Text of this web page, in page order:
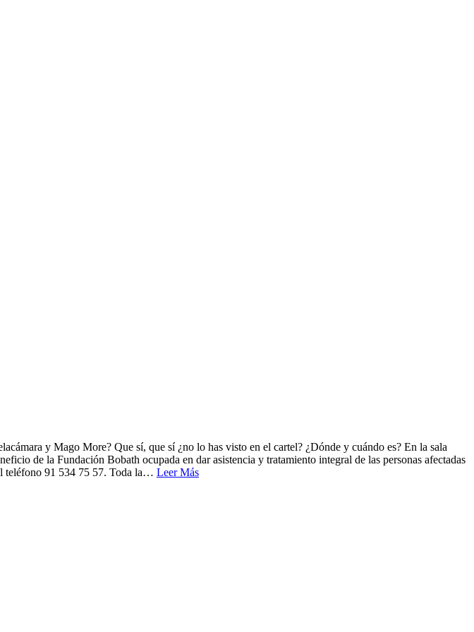
y Mago More? Que sí, que sí ¿no lo has visto en el cartel? ¿Dónde y cuándo es? En la sala
de la Fundación Bobath ocupada en dar asistencia y tratamiento integral de las personas afectadas
teléfono 91 534 75 57. Toda la… Leer Más